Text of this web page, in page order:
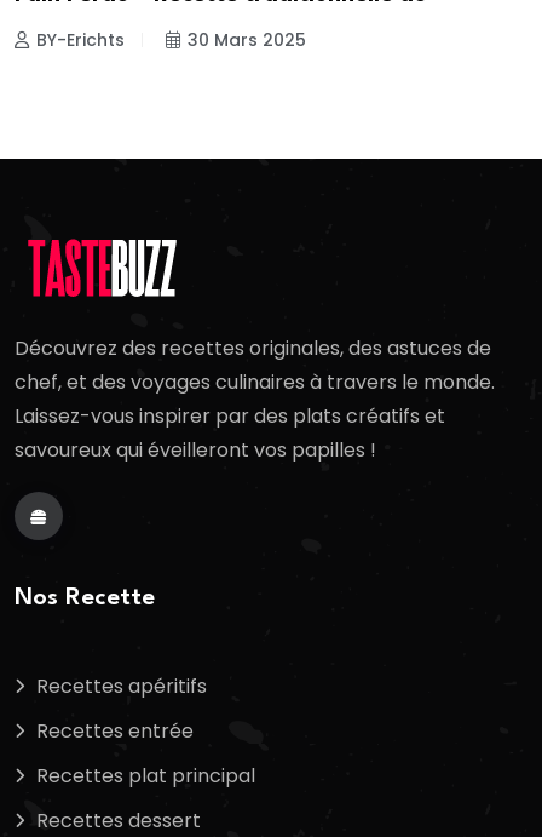
BY-Erichts 30 Mars 2025
Découvrez des recettes originales, des astuces de
chef, et des voyages culinaires à travers le monde.
Laissez-vous inspirer par des plats créatifs et
savoureux qui éveilleront vos papilles !
Nos Recette
Recettes apéritifs
Recettes entrée
Recettes plat principal
Recettes dessert